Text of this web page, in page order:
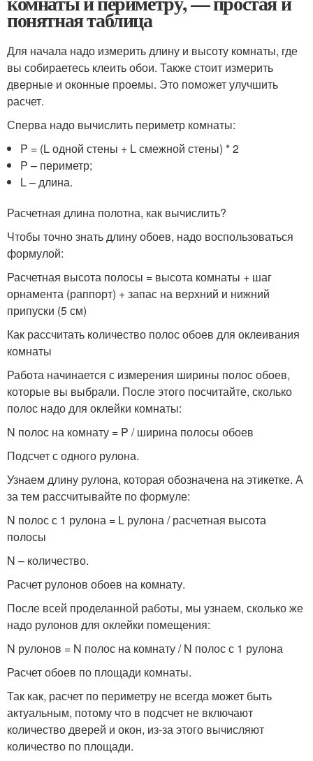
понятная таблица
Для начала надо измерить длину и высоту комнаты, где
вы собираетесь клеить обои. Также стоит измерить
дверные и оконные проемы. Это поможет улучшить
расчет.
Сперва надо вычислить периметр комнаты:
P = (L одной стены + L смежной стены) * 2
P – периметр;
L – длина.
Расчетная длина полотна, как вычислить?
Чтобы точно знать длину обоев, надо воспользоваться
формулой:
Расчетная высота полосы = высота комнаты + шаг
орнамента (раппорт) + запас на верхний и нижний
припуски (5 см)
Как рассчитать количество полос обоев для оклеивания
комнаты
Работа начинается с измерения ширины полос обоев,
которые вы выбрали. После этого посчитайте, сколько
полос надо для оклейки комнаты:
N полос на комнату = P / ширина полосы обоев
Подсчет с одного рулона.
Узнаем длину рулона, которая обозначена на этикетке. А
за тем рассчитывайте по формуле:
N полос с 1 рулона = L рулона / расчетная высота
полосы
N – количество.
Расчет рулонов обоев на комнату.
После всей проделанной работы, мы узнаем, сколько же
надо рулонов для оклейки помещения:
N рулонов = N полос на комнату / N полос с 1 рулона
Расчет обоев по площади комнаты.
Так как, расчет по периметру не всегда может быть
актуальным, потому что в подсчет не включают
количество дверей и окон, из-за этого вычисляют
количество по площади.